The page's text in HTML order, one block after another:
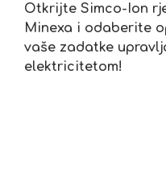
Otkrijte Simco-Ion
Minexa i odaberite
vaše zadatke
elektricitetom!